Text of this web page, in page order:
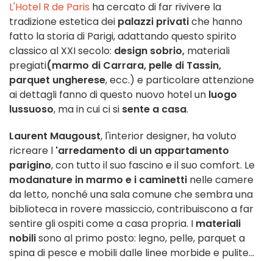
L'Hotel R de Paris ha cercato di far rivivere la
tradizione estetica dei palazzi privatiche hanno
fatto la storia di Parigi, adattando questo spirito
classico al XXI secolo: design sobrio, materiali
pregiati(marmo di Carrara, pelle di Tassin,
parquet ungherese, ecc.) e particolare attenzione
ai dettagli fanno di questo nuovo hotel un luogo
lussuoso, ma in cui ci si sente a casa.
Laurent Maugoust, l'interior designer, ha voluto
ricreare l 'arredamento di un appartamento
parigino, con tutto il suo fascino e il suo comfort. Le
modanature in marmo e i caminetti nelle camere
da letto, nonché una sala comune che sembra una
biblioteca in rovere massiccio, contribuiscono a far
sentire gli ospiti come a casa propria. I materiali
nobilisono al primo posto: legno, pelle, parquet a
spina di pesce e mobili dalle linee morbide e pulite...